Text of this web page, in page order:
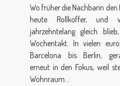
Wo früher die Nachbarin
heute Rollkoffer, und
jahrzehntelang gleich
Wochentakt. In vielen
Barcelona bis Berlin,
erneut in den Fokus, weil
Wohnraum...